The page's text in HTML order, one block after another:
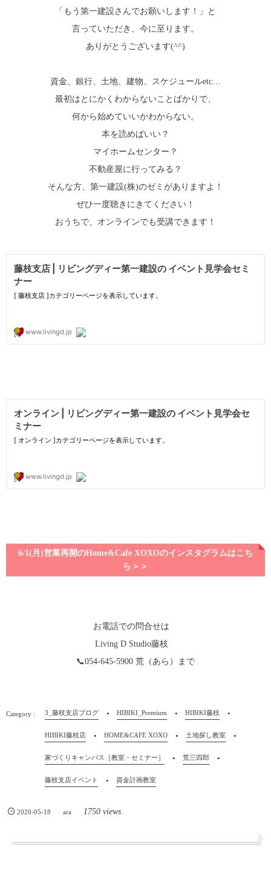
「もう第一建設さんでお願いします！」と
言っていただき、今に至ります。
ありがとうございます(^^)
資金、銀行、土地、建物、スケジュールetc…
最初はとにかくわからないことばかりで、
何から始めていいかわからない。
本を読めばいい？
マイホームセンター？
不動産屋に行ってみる？
そんな方、第一建設(株)のゼミがありますよ！
ぜひ一度聴きにきてください！
おうちで、オンラインでも受講できます！
6/1(月)営業再開のHome&Cafe XOXOのインスタグラムはこち
ら＞＞
お電話での問合せは
Living D Studio藤枝
📞054-645-5900 荒（あら）まで
3_藤枝支店ブログ HIBIKI_Premium HIBIKI藤枝
HIBIKI藤枝店 HOME&CAFE XOXO 土地探し教室
家づくりキャンパス［教室・セミナー］ 荒三四郎
藤枝支店イベント 資金計画教室
2020-05-18 ara 1750 views